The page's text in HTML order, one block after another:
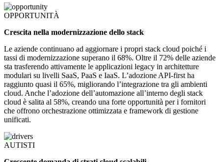
OPPORTUNITÀ
Crescita nella modernizzazione dello stack
Le aziende continuano ad aggiornare i propri stack cloud poiché i
tassi di modernizzazione superano il 68%. Oltre il 72% delle aziende
sta trasferendo attivamente le applicazioni legacy in architetture
modulari su livelli SaaS, PaaS e IaaS. L’adozione API-first ha
raggiunto quasi il 65%, migliorando l’integrazione tra gli ambienti
cloud. Anche l’adozione dell’automazione all’interno degli stack
cloud è salita al 58%, creando una forte opportunità per i fornitori
che offrono orchestrazione ottimizzata e framework di gestione
unificati.
AUTISTI